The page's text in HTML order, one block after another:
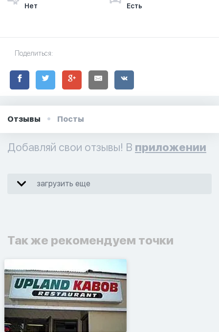
Нет
Есть
Поделиться:
Отзывы Посты
Добавляй свои отзывы! В приложении
загрузить еще
Так же рекомендуем точки